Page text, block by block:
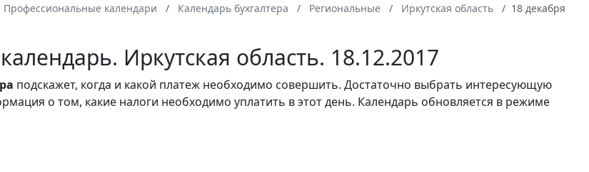
Профессиональные календари Календарь бухгалтера Региональные Иркутская область
18 декабря
Иркутская область. 18.12.2017
подскажет, когда и какой платеж необходимо совершить. Достаточно выбрать интересующую
о том, какие налоги необходимо уплатить в этот день. Календарь обновляется в режиме